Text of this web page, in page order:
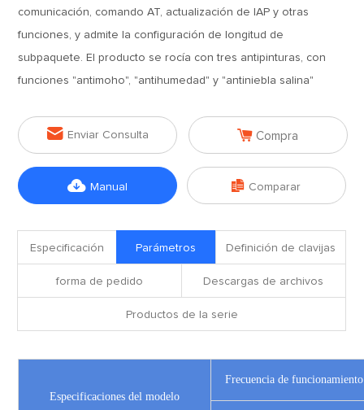
comunicación, comando AT, actualización de IAP y otras
funciones, y admite la configuración de longitud de
subpaquete. El producto se rocía con tres antipinturas, con
funciones "antimoho", "antihumedad" y "antiniebla salina"
 Enviar Consulta  Compra
 Manual  Comparar
Especificación Parámetros Definición de clavijas
forma de pedido Descargas de archivos
Productos de la serie
Especificaciones del modelo
Frecuencia de funcionamiento